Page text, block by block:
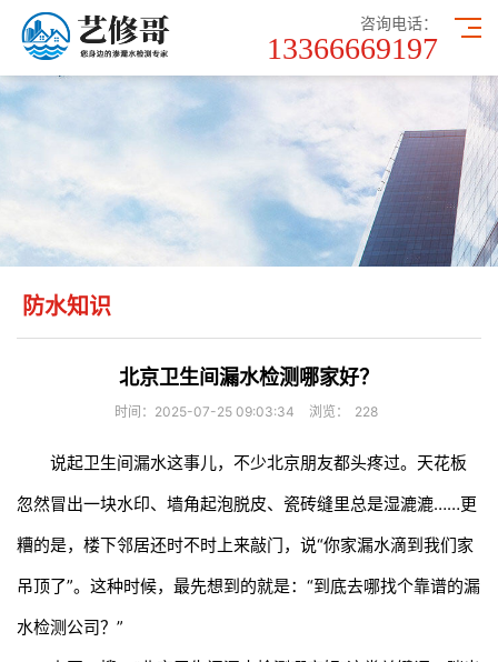
咨询电话：
13366669197
防水知识
北京卫生间漏水检测哪家好？
时间：2025-07-25 09:03:34 浏览： 228
说起卫生间漏水这事儿，不少北京朋友都头疼过。天花板
忽然冒出一块水印、墙角起泡脱皮、瓷砖缝里总是湿漉漉……更
糟的是，楼下邻居还时不时上来敲门，说“你家漏水滴到我们家
吊顶了”。这种时候，最先想到的就是：“到底去哪找个靠谱的漏
水检测公司？”